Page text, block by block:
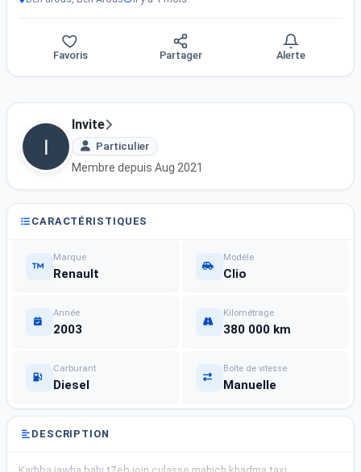
Favoris Partager Alerte
Invite
Particulier
Membre depuis Aug 2021
CARACTÉRISTIQUES
Marque
Renault
Modèle
Clio
Année
2003
Kilométrage
380 000 km
Carburant
Diesel
Boîte de vitesse
Manuelle
DESCRIPTION